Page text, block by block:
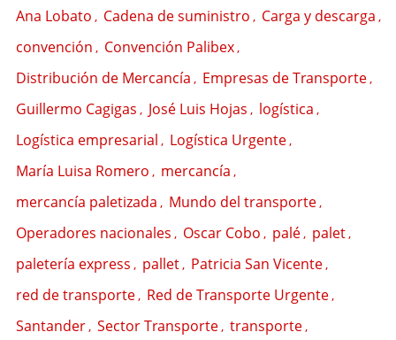
Ana Lobato , Cadena de suministro , Carga y descarga ,
convención , Convención Palibex,
Distribución de Mercancía , Empresas de Transporte,
Guillermo Cagigas , José Luis Hojas , logística ,
Logística empresarial , Logística Urgente,
María Luisa Romero , mercancía ,
mercancía paletizada , Mundo del transporte,
Operadores nacionales , Oscar Cobo , palé, palet,
paletería express , pallet, Patricia San Vicente,
red de transporte, Red de Transporte Urgente,
Santander, Sector Transporte, transporte,